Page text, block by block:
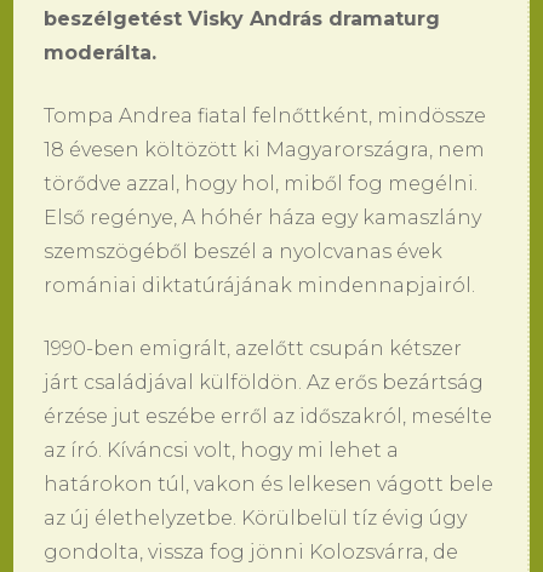
beszélgetést Visky András dramaturg
moderálta.
Tompa Andrea fiatal felnőttként, mindössze
18 évesen költözött ki Magyarországra, nem
törődve azzal, hogy hol, miből fog megélni.
Első regénye, A hóhér háza egy kamaszlány
szemszögéből beszél a nyolcvanas évek
romániai diktatúrájának mindennapjairól.
1990-ben emigrált, azelőtt csupán kétszer
járt családjával külföldön. Az erős bezártság
érzése jut eszébe erről az időszakról, mesélte
az író. Kíváncsi volt, hogy mi lehet a
határokon túl, vakon és lelkesen vágott bele
az új élethelyzetbe. Körülbelül tíz évig úgy
gondolta, vissza fog jönni Kolozsvárra, de